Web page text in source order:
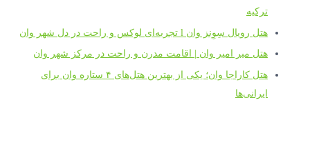
ترکیه
هتل رویال سِوِنز وان l تجربه‌ای لوکس و راحت در دل شهر وان
هتل میر امیر وان | اقامت مدرن و راحت در مرکز شهر وان
هتل کاراجا وان؛ یکی از بهترین هتل‌های ۴ ستاره وان برای
ایرانی‌ها